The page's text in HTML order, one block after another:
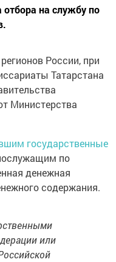
на службу по
России, при
Татарстана
Министерства
государственные
по
денежная
содержания.
или